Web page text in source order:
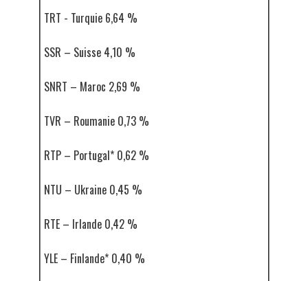
TRT - Turquie 6,64 %
SSR – Suisse 4,10 %
SNRT – Maroc 2,69 %
TVR – Roumanie 0,73 %
RTP – Portugal* 0,62 %
NTU – Ukraine 0,45 %
RTE – Irlande 0,42 %
YLE – Finlande* 0,40 %